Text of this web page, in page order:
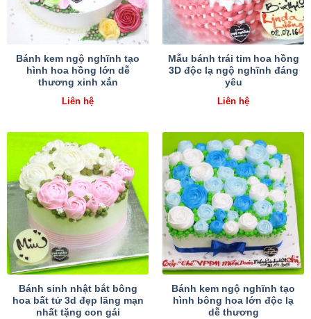
Bánh kem ngộ nghĩnh tạo
hình hoa hồng lớn dễ
thương xinh xắn
Liên hệ
Mẫu bánh trái tim hoa hồng
3D độc lạ ngộ nghĩnh đáng
yêu
Liên hệ
Bánh sinh nhật bắt bông
hoa bất tử 3d đẹp lãng mạn
nhất tặng con gái
Bánh kem ngộ nghĩnh tạo
hình bông hoa lớn độc lạ
dễ thương